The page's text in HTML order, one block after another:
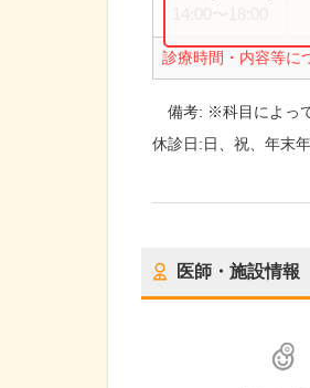
診療時間・内容等に
備考: ※科目によっ
休診日:日、祝、年末
医師・施設情報